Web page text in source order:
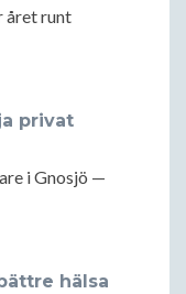
året runt
privat
i Gnosjö —
hälsa